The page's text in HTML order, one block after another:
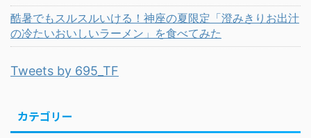
酷暑でもスルスルいける！神座の夏限定「澄みきりお出汁
の冷たいおいしいラーメン」を食べてみた
Tweets by 695_TF
カテゴリー